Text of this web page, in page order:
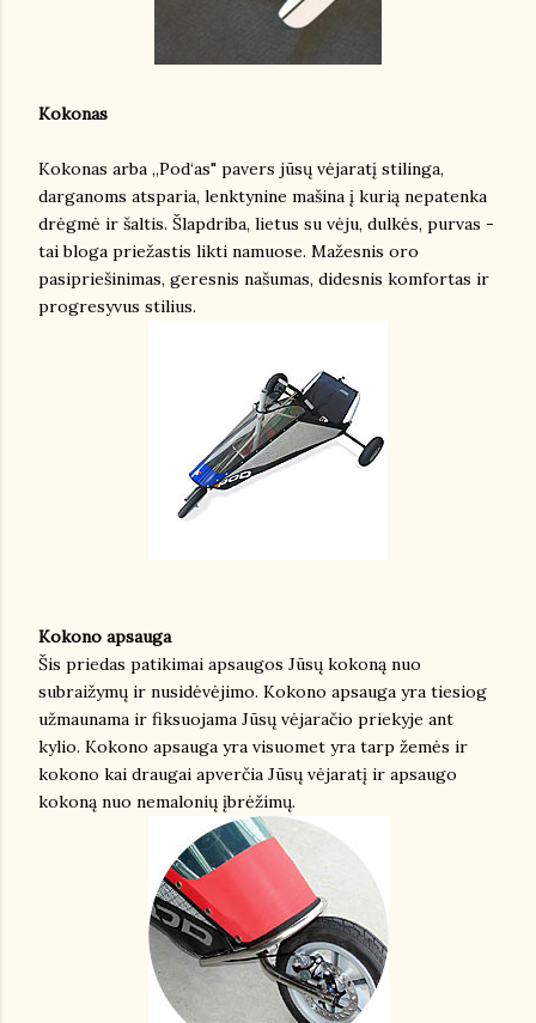
Kokonas
Kokonas arba „Pod‘as" pavers jūsų vėjaratį stilinga,
darganoms atsparia, lenktynine mašina į kurią nepatenka
drėgmė ir šaltis. Šlapdriba, lietus su vėju, dulkės, purvas -
tai bloga priežastis likti namuose. Mažesnis oro
pasipriešinimas, geresnis našumas, didesnis komfortas ir
progresyvus stilius.
Kokono apsauga
Šis priedas patikimai apsaugos Jūsų kokoną nuo
subraižymų ir nusidėvėjimo. Kokono apsauga yra tiesiog
užmaunama ir fiksuojama Jūsų vėjaračio priekyje ant
kylio. Kokono apsauga yra visuomet yra tarp žemės ir
kokono kai draugai apverčia Jūsų vėjaratį ir apsaugo
kokoną nuo nemalonių įbrėžimų.